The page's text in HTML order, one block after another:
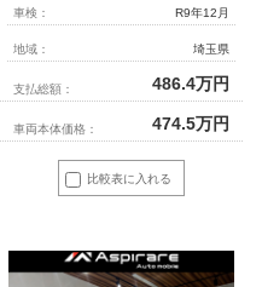
比較表に入れる
車検： R9年12月
地域： 埼玉県
支払総額： 486.4万円
車両本体価格： 474.5万円